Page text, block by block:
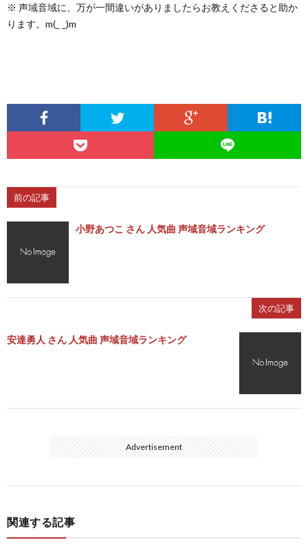
※ 声域音域に、万が一間違いがありましたらお教えくださると助か
ります。m(_ _)m
前の記事
小野あつこ さん 人気曲 声域音域ランキング
次の記事
安達勇人 さん 人気曲 声域音域ランキング
Advertisement
関連する記事